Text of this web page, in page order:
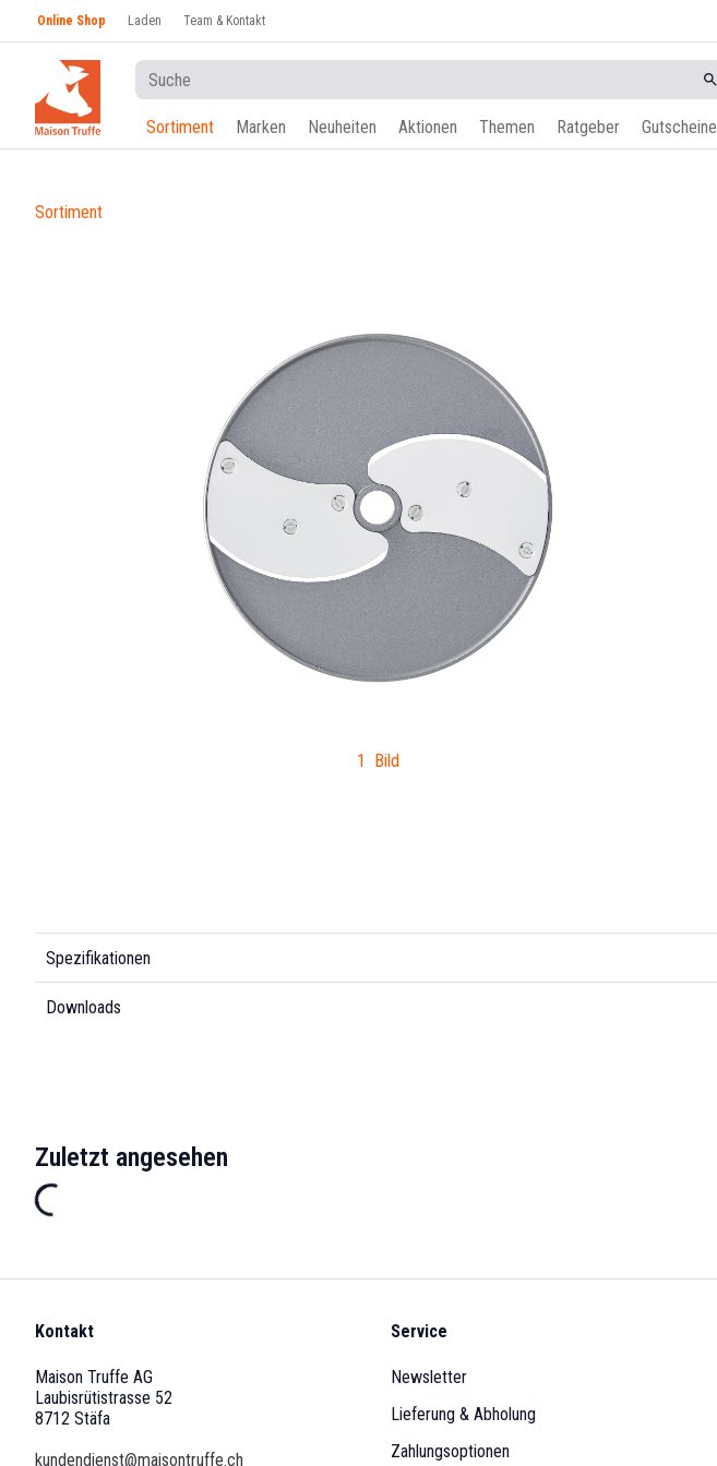
Online Shop Laden Team & Kontakt
Sortiment Marken Neuheiten Aktionen Themen Ratgeber Gutscheine
Sortiment
1 Bild
Spezifikationen
Downloads
Zuletzt angesehen
Kontakt
Maison Truffe AG
Laubisrütistrasse 52
8712 Stäfa
kundendienst@maisontruffe.ch
Service
Newsletter
Lieferung & Abholung
Zahlungsoptionen